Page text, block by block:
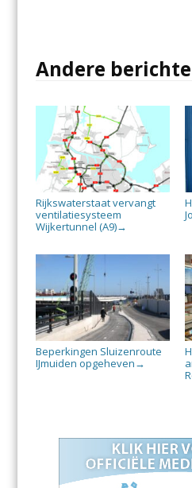
Andere
Rijkswaterstaat vervangt
ventilatiesysteem
Wijkertunnel (A9)→
Beperkingen Sluizenroute
IJmuiden opgeheven →